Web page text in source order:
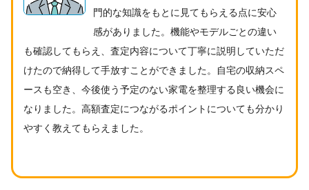
門的な知識をもとに見てもらえる点に安心
感がありました。機能やモデルごとの違い
も確認してもらえ、査定内容について丁寧に説明していただ
けたので納得して手放すことができました。自宅の収納スペ
ースも空き、今後使う予定のない家電を整理する良い機会に
なりました。高額査定につながるポイントについても分かり
やすく教えてもらえました。